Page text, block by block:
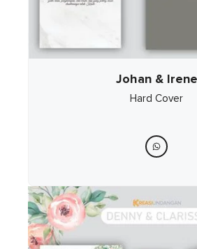
Johan & Irene
Hard Cover